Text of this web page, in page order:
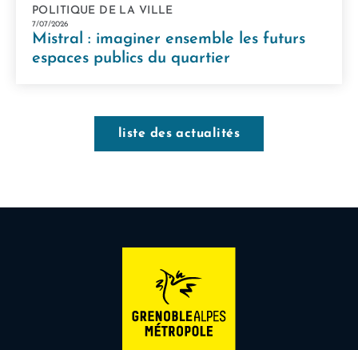
Mistral : imaginer ensemble les futurs
espaces publics du quartier
POLITIQUE DE LA VILLE
7/07/2026
liste des actualités